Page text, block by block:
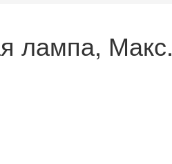
лампа, Макс.